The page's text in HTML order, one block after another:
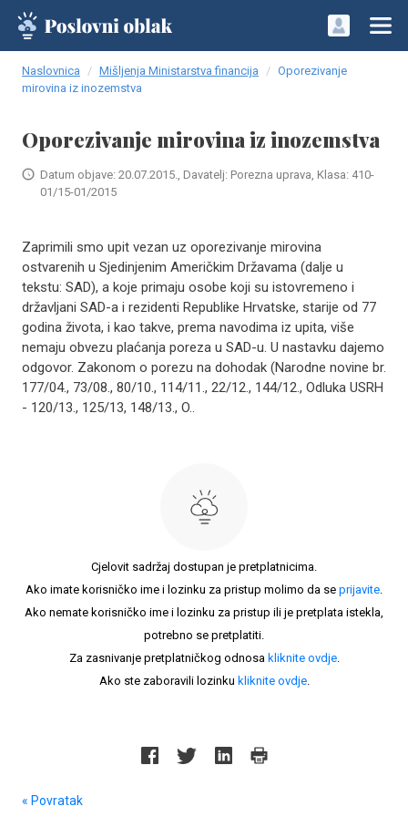
Naslovnica Mišljenja Ministarstva financija
Oporezivanje
mirovina iz inozemstva
Oporezivanje mirovina iz inozemstva
Datum objave: 20.07.2015., Davatelj: Porezna uprava, Klasa: 410-
01/15-01/2015
Zaprimili smo upit vezan uz oporezivanje mirovina
ostvarenih u Sjedinjenim Američkim Državama (dalje u
tekstu: SAD), a koje primaju osobe koji su istovremeno i
državljani SAD-a i rezidenti Republike Hrvatske, starije od 77
godina života, i kao takve, prema navodima iz upita, više
nemaju obvezu plaćanja poreza u SAD-u. U nastavku dajemo
odgovor. Zakonom o porezu na dohodak (Narodne novine br.
177/04., 73/08., 80/10., 114/11., 22/12., 144/12., Odluka USRH
- 120/13., 125/13, 148/13., O..
Cjelovit sadržaj dostupan je pretplatnicima.
Ako imate korisničko ime i lozinku za pristup molimo da se prijavite.
Ako nemate korisničko ime i lozinku za pristup ili je pretplata istekla,
potrebno se pretplatiti.
Za zasnivanje pretplatničkog odnosa kliknite ovdje.
Ako ste zaboravili lozinku kliknite ovdje.
« Povratak